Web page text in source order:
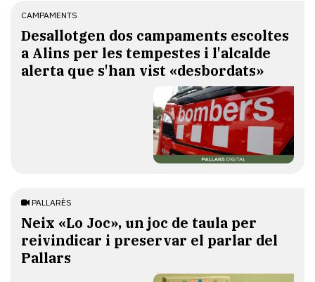
CAMPAMENTS
​Desallotgen dos campaments escoltes
a Alins per les tempestes i l'alcalde
alerta que s'han vist «desbordats»
PALLARÈS
​Neix «Lo Joc», un joc de taula per
reivindicar i preservar el parlar del
Pallars